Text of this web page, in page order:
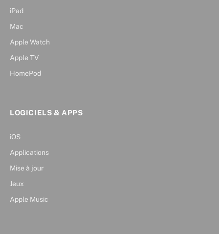
iPad
Mac
Apple Watch
Apple TV
HomePod
LOGICIELS & APPS
iOS
Applications
Mise à jour
Jeux
Apple Music